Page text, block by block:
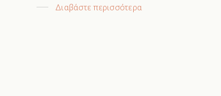
Διαβάστε περισσότερα